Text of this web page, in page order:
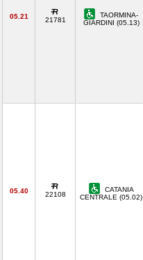
05.21 21781
TAORMINA-
GIARDINI (05.13)
05.40 22108
CATANIA
CENTRALE (05.02)